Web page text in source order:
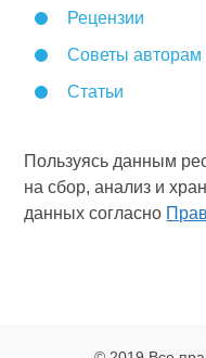
Рецензии
Советы авторам
Статьи
Пользуясь данным
на сбор, анализ и
данных согласно